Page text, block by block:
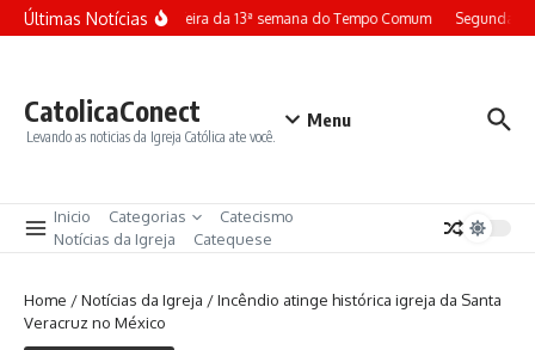
Ir para o conteúdo
Últimas NotíciasTerça-feira da 13ª semana do Tempo Comum Segunda-
CatolicaConect
Levando as noticias da Igreja Católica ate você.
Menu
Inicio Categorias
Catecismo
Notícias da Igreja
Catequese
Home /Notícias da Igreja /Incêndio atinge histórica igreja da Santa
Veracruz no México